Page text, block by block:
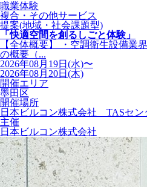
職業体験
複合・その他サービス
提案(地域・社会課題型)
「快適空間を創るしごと体験」
【全体概要】 ・空調衛生設備業
の概要（...
2026年08月19日(水)〜
2026年08月20日(木)
開催エリア
墨田区
開催場所
日本ビルコン株式会社 TASセン
主催
日本ビルコン株式会社